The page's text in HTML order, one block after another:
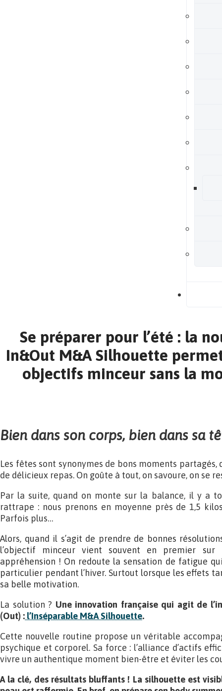
Se préparer pour l’été : la
In&Out M&A Silhouette
objectifs minceur sans la
Bien dans son corps, bien dans sa
Les fêtes sont synonymes de bons moments partagés,
de délicieux repas. On goûte à tout, on savoure, on se
Par la suite, quand on monte sur la balance, il y a
rattrape : nous prenons en moyenne près de 1,5
Parfois plus…
Alors, quand il s’agit de prendre de bonnes
l’objectif minceur vient souvent en premier
appréhension ! On redoute la sensation de fatigue
particulier pendant l’hiver. Surtout lorsque les effets
sa belle motivation.
La solution ? Une innovation française qui agit de
(Out) : l’Inséparable M&A Silhouette.
Cette nouvelle routine propose un véritable
psychique et corporel. Sa force : l’alliance d’actifs
vivre un authentique moment bien-être et éviter les
A la clé, des résultats bluffants ! La silhouette est